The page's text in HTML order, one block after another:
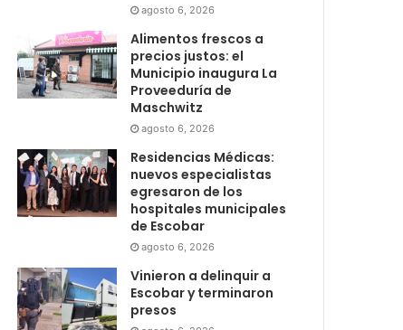
agosto 6, 2026
Alimentos frescos a
precios justos: el
Municipio inaugura La
Proveeduría de
Maschwitz
agosto 6, 2026
Residencias Médicas:
nuevos especialistas
egresaron de los
hospitales municipales
de Escobar
agosto 6, 2026
Vinieron a delinquir a
Escobar y terminaron
presos